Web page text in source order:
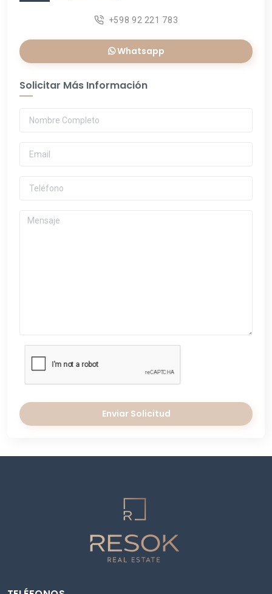
+598 92 221 783
Whatsapp
Solicitar Más Información
Enviar Solicitud